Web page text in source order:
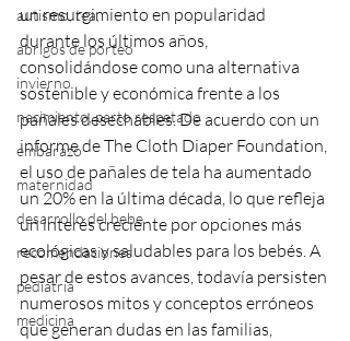
autismo, tea,
abrigos de porteo
invierno
nacimiento, parto respetado
embarazo
maternidad
desarrollo del bebe
recomendaciones
pediatria
medicina
un resurgimiento en popularidad
durante los últimos años,
consolidándose como una alternativa
sostenible y económica frente a los
pañales desechables. De acuerdo con un
informe de The Cloth Diaper Foundation,
el uso de pañales de tela ha aumentado
un 20% en la última década, lo que refleja
un interés creciente por opciones más
ecológicas y saludables para los bebés. A
pesar de estos avances, todavía persisten
numerosos mitos y conceptos erróneos
que generan dudas en las familias,